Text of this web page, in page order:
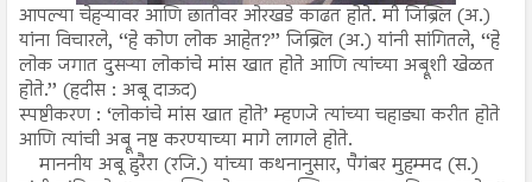
आपल्या चेहऱ्यावर आणि छातीवर ओरखडे काढत होते. मी जिब्रिल (अ.)
यांना विचारले, ‘‘हे कोण लोक आहेत?’’ जिब्रिल (अ.) यांनी सांगितले, ‘‘हे
लोक जगात दुसऱ्या लोकांचे मांस खात होते आणि त्यांच्या अब्रूशी खेळत
होते.’’ (हदीस : अबू दाऊद)
स्पष्टीकरण : ‘लोकांचे मांस खात होते’ म्हणजे त्यांच्या चहाड्या करीत होते
आणि त्यांची अब्रू नष्ट करण्याच्या मागे लागले होते.
माननीय अबू हुरैरा (रजि.) यांच्या कथनानुसार, पैगंबर मुहम्मद (स.)